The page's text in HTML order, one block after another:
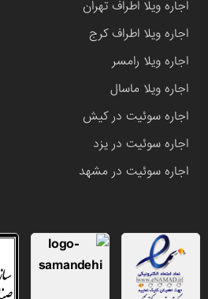
اجاره ویلا اطراف تهران
اجاره ویلا اطراف کرج
اجاره ویلا رامسر
اجاره ویلا ماسال
اجاره سوئیت در کیش
اجاره سوئیت در یزد
اجاره سوئیت در مشهد